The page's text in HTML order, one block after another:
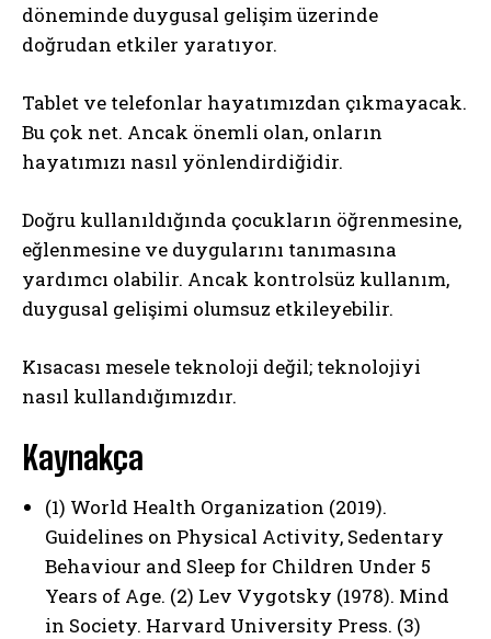
döneminde duygusal gelişim üzerinde
doğrudan etkiler yaratıyor.
Tablet ve telefonlar hayatımızdan çıkmayacak.
Bu çok net. Ancak önemli olan, onların
hayatımızı nasıl yönlendirdiğidir.
Doğru kullanıldığında çocukların öğrenmesine,
eğlenmesine ve duygularını tanımasına
yardımcı olabilir. Ancak kontrolsüz kullanım,
duygusal gelişimi olumsuz etkileyebilir.
Kısacası mesele teknoloji değil; teknolojiyi
nasıl kullandığımızdır.
Kaynakça
(1) World Health Organization (2019).
Guidelines on Physical Activity, Sedentary
Behaviour and Sleep for Children Under 5
Years of Age. (2) Lev Vygotsky (1978). Mind
in Society. Harvard University Press. (3)